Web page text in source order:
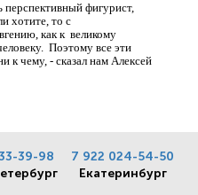
фигурист,
хотите, то с
как к великому
Поэтому все эти
к чему, - сказал нам Алексей
39-98
7 922 024-54-50
Екатеринбург